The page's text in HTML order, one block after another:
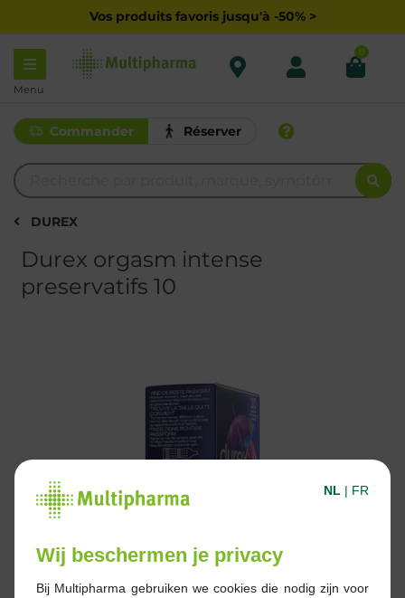
Vos produits favoris jusqu'à -50% >
Menu
0
Commander Réserver
DUREX
Durex orgasm intense
preservatifs 10
NL | FR
Wij beschermen je privacy
Bij Multipharma gebruiken we cookies die nodig zijn voor